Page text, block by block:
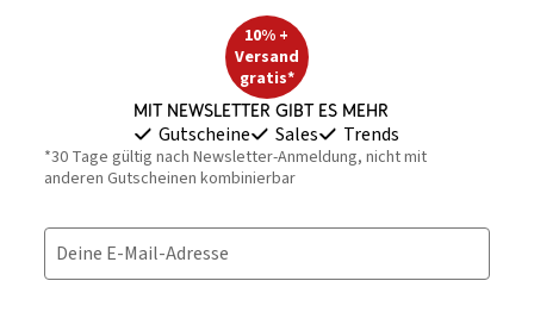
10% +
Versand
gratis*
Mit Newsletter gibt es mehr
Gutscheine Sales Trends
*30 Tage gültig nach Newsletter-Anmeldung, nicht mit
anderen Gutscheinen kombinierbar
Deine E-Mail-Adresse